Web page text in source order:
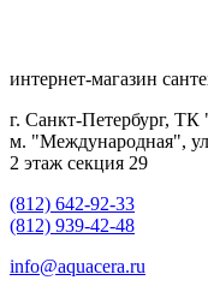
интернет-магазин
г. Санкт-Петербург,
м. "Международная",
2 этаж секция 29
(812) 642-92-33
(812) 939-42-48
info@aquacera.ru